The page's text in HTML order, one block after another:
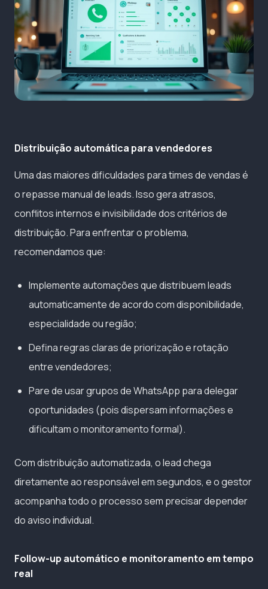
Distribuição automática para vendedores
Uma das maiores dificuldades para times de vendas é
o repasse manual de leads. Isso gera atrasos,
conflitos internos e invisibilidade dos critérios de
distribuição. Para enfrentar o problema,
recomendamos que:
Implemente automações que distribuem leads
automaticamente de acordo com disponibilidade,
especialidade ou região;
Defina regras claras de priorização e rotação
entre vendedores;
Pare de usar grupos de WhatsApp para delegar
oportunidades (pois dispersam informações e
dificultam o monitoramento formal).
Com distribuição automatizada, o lead chega
diretamente ao responsável em segundos, e o gestor
acompanha todo o processo sem precisar depender
do aviso individual.
Follow-up automático e monitoramento em tempo
real